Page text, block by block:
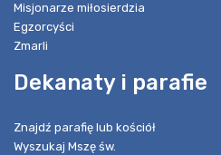
Misjonarze miłosierdzia
Egzorcyści
Zmarli
Dekanaty i parafie
Znajdź parafię lub kościół
Wyszukaj Mszę św.